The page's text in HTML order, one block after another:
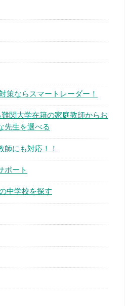
策ならスマートレーダー！
関大学在籍の家庭教師からお
先生を選べる
師にも対応！！
ポート
中学校を探す